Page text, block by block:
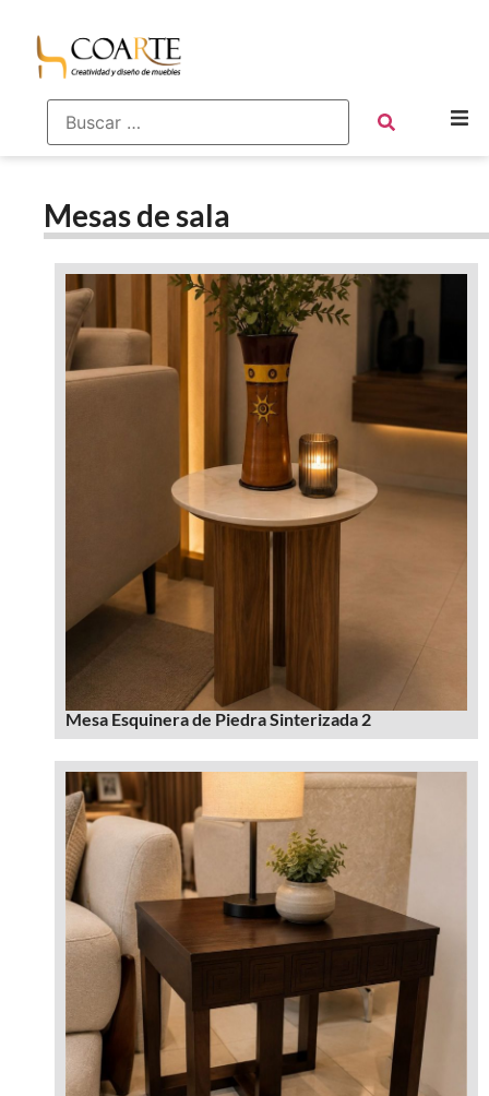
Mesas de sala
Mesa Esquinera de Piedra Sinterizada 2